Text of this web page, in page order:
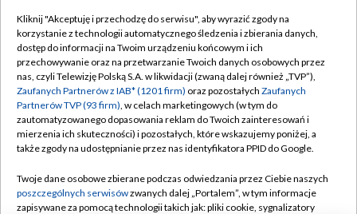
Abonament TVP
Sklep TVP
Biuro Reklamy
Oferta Handlowa
Telegazeta ogłoszenia
Rada Programowa
Regulamin TVP
Polityka prywatności
Moje zgody
Biuro reklamy
Kontakt
Kanały
Kliknij "Akceptuję i przechodzę do serwisu", aby wyrazić zgody na
korzystanie z technologii automatycznego śledzenia i zbierania danych,
dostęp do informacji na Twoim urządzeniu końcowym i ich
przechowywanie oraz na przetwarzanie Twoich danych osobowych przez
nas, czyli Telewizję Polską S.A. w likwidacji (zwaną dalej również „TVP”),
Zaufanych Partnerów z IAB* (1201 firm) oraz pozostałych Zaufanych
Partnerów TVP (93 firm), w celach marketingowych (w tym do
zautomatyzowanego dopasowania reklam do Twoich zainteresowań i
mierzenia ich skuteczności) i pozostałych, które wskazujemy poniżej, a
także zgody na udostępnianie przez nas identyfikatora PPID do Google.
Twoje dane osobowe zbierane podczas odwiedzania przez Ciebie naszych
poszczególnych serwisówzwanych dalej „Portalem”, w tym informacje
zapisywane za pomocą technologii takich jak: pliki cookie, sygnalizatory